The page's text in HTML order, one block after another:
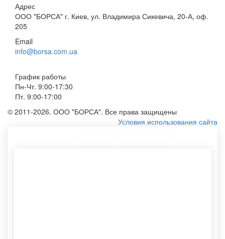
Адрес
ООО "БОРСА" г. Киев, ул. Владимира Сикевича, 20-А, оф.
205
Email
info@borsa.com.ua
График работы
Пн-Чт. 9:00-17:30
Пт. 9:00-17:00
© 2011-2026. ООО "БОРСА". Все права защищены
Условия использования сайта